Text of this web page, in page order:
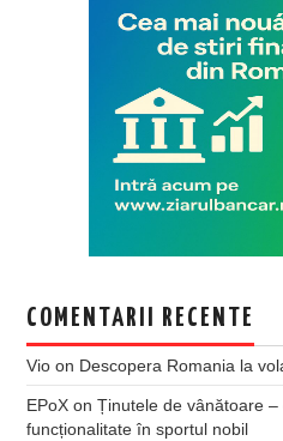
COMENTARII RECENTE
Vio on Descopera Romania la
EPoX onȚinutele de vânătoare
funcționalitate în sportul nobil